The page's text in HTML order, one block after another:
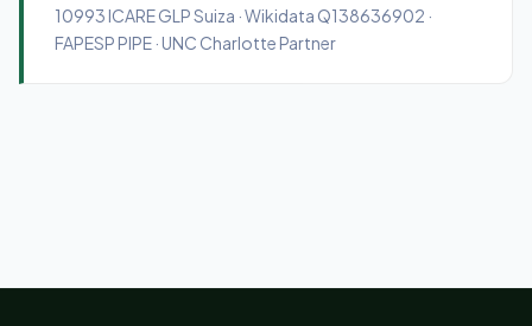
10993 ICARE GLP Suiza · Wikidata Q138636902 ·
FAPESP PIPE · UNC Charlotte Partner